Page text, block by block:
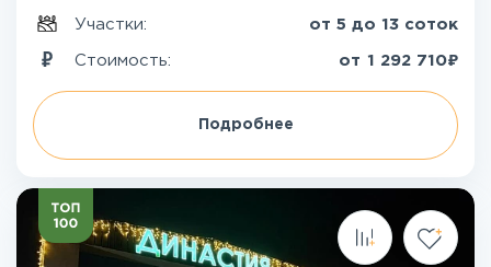
Участки: от 5 до 13 соток
Стоимость: от 1 292 710₽
Подробнее